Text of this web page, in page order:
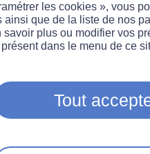
CNSR
Routière)
de
les cookies », vous
ainsi que de la liste de nos
savoir plus ou modifier vos
dans le menu de ce
Tout